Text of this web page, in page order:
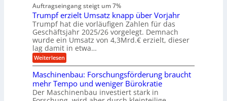
c
h
i
n
e
n
v
o
n
K
e
n
b
a
u
a
u
f
e
n
f
ü
h
r
u
n
g
e
n
B
S
r
t
u
n
g
s
r
e
i
e
s
H
Auftragseingang steigt um 7%
Trumpf erzielt Umsatz knapp über Vorjahr
Trumpf hat die vorläufigen Zahlen für das
Geschäftsjahr 2025/26 vorgelegt. Demnach
wurde ein Umsatz von 4,3Mrd.€ erzielt, dieser
lag damit in etwa…
Weiterlesen:
T
u
m
p
f
Maschinenbau: Forschungsförderung braucht
mehr Tempo und weniger Bürokratie
Der Maschinenbau investiert stark in